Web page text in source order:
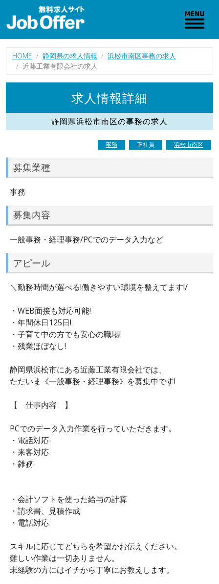
HOME 静岡県の求人情報
浜松市南区事務の求人
近藤工業有限会社の求人
求人情報詳細
静岡県浜松市南区の事務の求人
事務 正社員 浜松市南区
募集業種
事務
募集内容
一般事務・経理事務/PCでのデータ入力など
アピール
＼勤務時間が選べる!働きやすい環境を整えてます!/
・WEB面接も対応可能!
・年間休日125日!
・子育て中の方でも安心の職場!
・残業ほぼなし!
静岡県浜松市にある近藤工業有限会社では、
ただいま《一般事務・経理事務》を募集中です!
【 仕事内容 】
PCでのデータ入力作業を行っていただきます。
・電話対応
・来客対応
・雑務
・会計ソフトを使った給与の計算
・請求書、見積作成
・電話対応
スキルに応じてどちらを希望かお伝えください。
難しい作業は一切ありません。
未経験の方にはイチから丁寧にお教えします。